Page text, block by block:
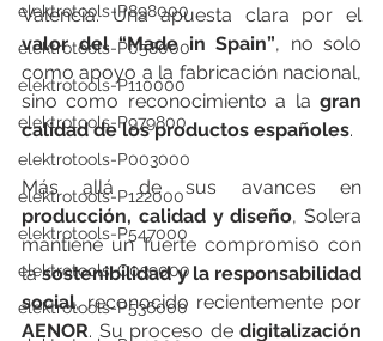
elektrotools-P898000
elektrotools-P058000
elektrotools-P110000
elektrotools-P979800
elektrotools-P003000
elektrotools-P122000
elektrotools-P547000
elektrotools-C039000
elektrotools-P536000
Valencia. Una apuesta clara por el
valor del “Made in Spain”, no solo
como apoyo a la fabricación nacional,
sino como reconocimiento a la gran
calidad de los productos españoles.
producción, calidad y diseño, Solera
mantiene un fuerte compromiso con
la sostenibilidad y la responsabilidad
social
AENOR. Su proceso de digitalización